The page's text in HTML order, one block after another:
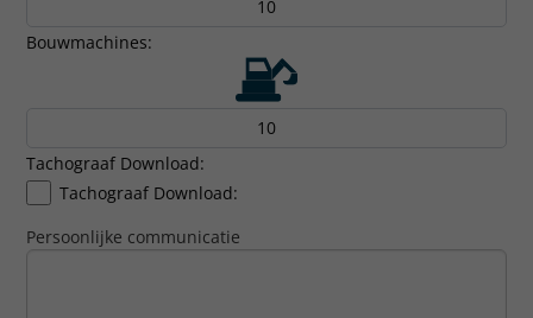
Bouwmachines:
Tachograaf Download:
Tachograaf Download:
Persoonlijke communicatie